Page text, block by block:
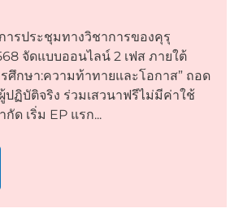
ารประชุมทางวิชาการของคุรุ
จัดแบบออนไลน์ 2 เฟส ภายใต้
ศึกษา:ความท้าทายและโอกาส” ถอด
ปฏิบัติจริง ร่วมเสวนาฟรีไม่มีค่าใช้
ด เริ่ม EP แรก...